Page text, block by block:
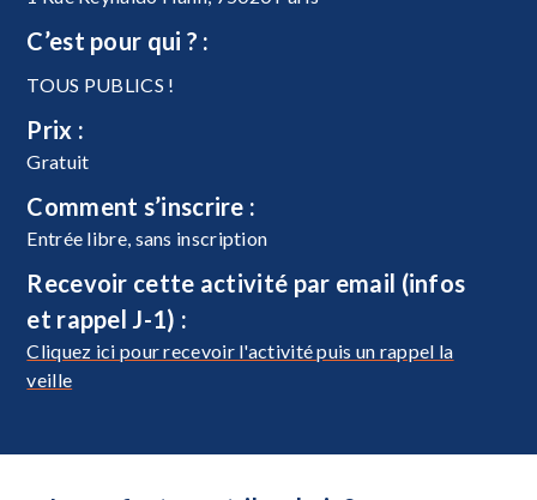
C’est pour qui ? :
TOUS PUBLICS !
Prix :
Gratuit
Comment s’inscrire :
Entrée libre, sans inscription
Recevoir cette activité par email (infos
et rappel J-1) :
Cliquez ici pour recevoir l'activité puis un rappel la
veille